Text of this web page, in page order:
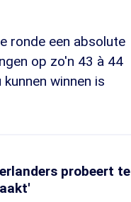
ronde een absolute
op zo'n 43 à 44
winnen is
probeert te